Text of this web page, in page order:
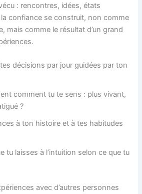
: rencontres, idées, états
la confiance se construit, non comme
mais comme le résultat d’un grand
décisions par jour guidées par ton
comment tu te sens : plus vivant,
?
à ton histoire et à tes habitudes
tu laisses à l’intuition selon ce que tu
avec d’autres personnes